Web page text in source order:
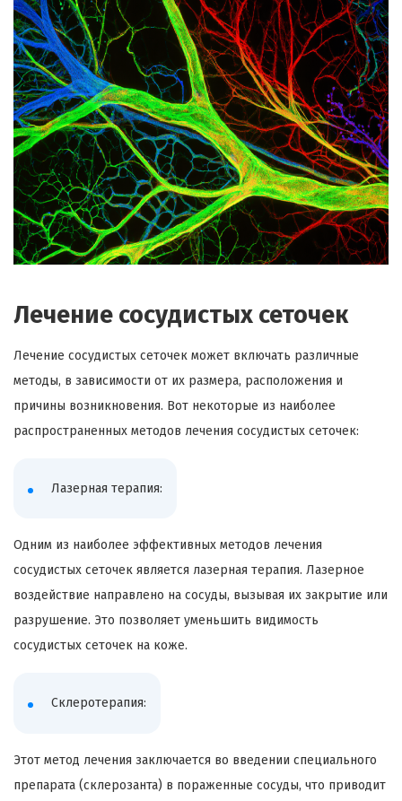
Лечение сосудистых сеточек
Лечение сосудистых сеточек может включать различные
методы, в зависимости от их размера, расположения и
причины возникновения. Вот некоторые из наиболее
распространенных методов лечения сосудистых сеточек:
Лазерная терапия:
Одним из наиболее эффективных методов лечения
сосудистых сеточек является лазерная терапия. Лазерное
воздействие направлено на сосуды, вызывая их закрытие или
разрушение. Это позволяет уменьшить видимость
сосудистых сеточек на коже.
Склеротерапия:
Этот метод лечения заключается во введении специального
препарата (склерозанта) в пораженные сосуды, что приводит